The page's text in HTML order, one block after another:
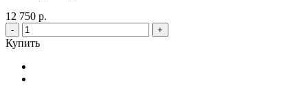
12 750 р.
- +
Купить